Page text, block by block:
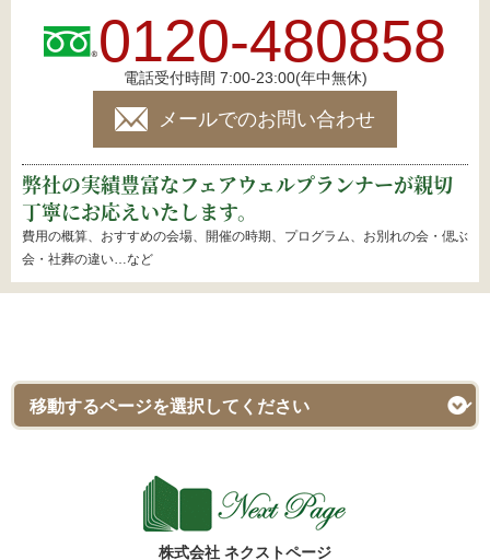
0120-480858
電話受付時間 7:00-23:00(年中無休)
メールでのお問い合わせ
弊社の実績豊富なフェアウェルプランナーが親切
丁寧にお応えいたします。
費用の概算、おすすめの会場、開催の時期、プログラム、お別れの会・偲ぶ
会・社葬の違い…など
株式会社 ネクストページ